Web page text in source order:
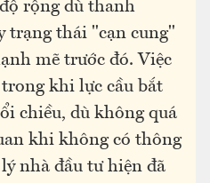
rộng dù thanh
trạng thái "cạn cung"
mẽ trước đó. Việc
khi lực cầu bắt
chiều, dù không quá
khi không có thông
nhà đầu tư hiện đã